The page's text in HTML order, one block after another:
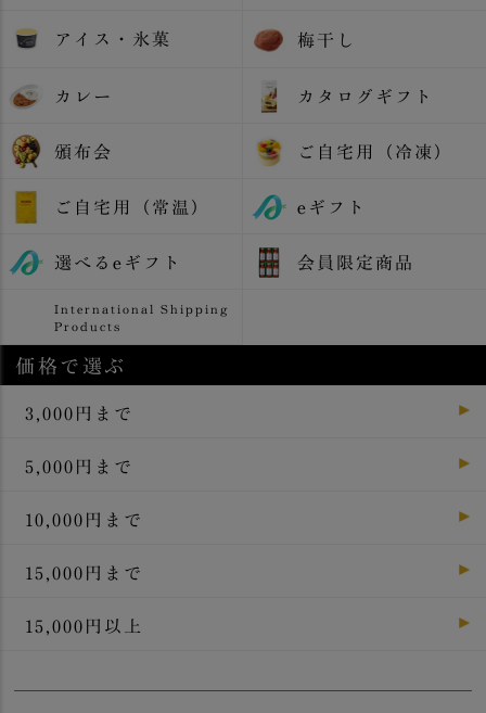
アイス・氷菓 梅干し
カレー カタログギフト
頒布会 ご自宅用（冷凍）
ご自宅用（常温） eギフト
選べるeギフト 会員限定商品
International Shipping
Products
価格で選ぶ
3,000円まで
5,000円まで
10,000円まで
15,000円まで
15,000円以上